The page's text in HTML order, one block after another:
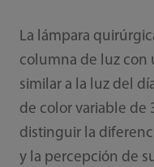
La lámpara
columna de luz con
similar a la luz del
de color variable de
distinguir la
y la percepción de